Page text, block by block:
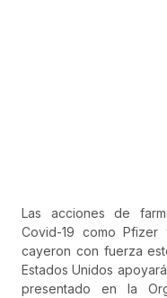
Las acciones de
Covid-19 como Pfizer
cayeron con fuerza
Estados Unidos
presentado en la